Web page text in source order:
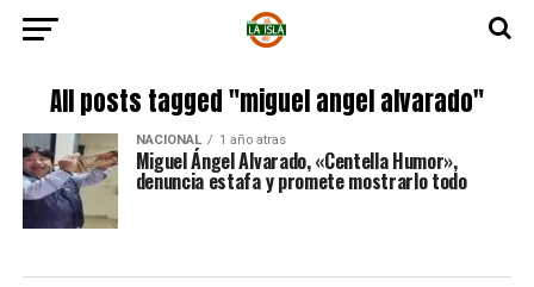
All posts tagged "miguel angel alvarado"
NACIONAL 1 año atras
Miguel Ángel Alvarado, «Centella Humor»,
denuncia estafa y promete mostrarlo todo